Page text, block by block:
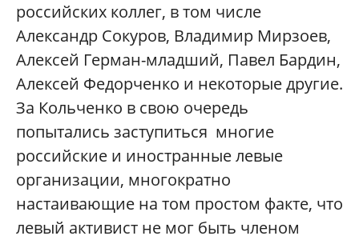
российских коллег, в том числе
Александр Сокуров, Владимир Мирзоев,
Алексей Герман-младший, Павел Бардин,
Алексей Федорченко и некоторые другие.
За Кольченко в свою очередь
попытались заступиться многие
российские и иностранные левые
организации, многократно
настаивающие на том простом факте, что
левый активист не мог быть членом